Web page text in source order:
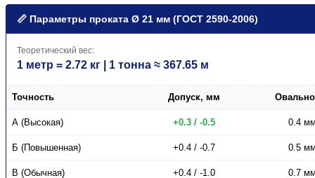
📏 Параметры проката Ø 21 мм (ГОСТ 2590-2006)
Теоретический вес:
1 метр = 2.72 кг | 1 тонна ≈ 367.65 м
Точность Допуск, мм
А (Высокая) +0.3 / -0.5 0.4 мм
Б (Повышенная) +0.4 / -0.7 0.5 мм
В (Обычная) +0.4 / -1.0 0.7 мм